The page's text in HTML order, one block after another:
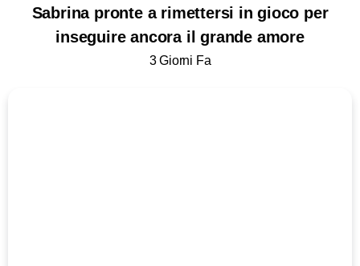
Sabrina pronte a rimettersi in gioco per
inseguire ancora il grande amore
3 Giorni Fa